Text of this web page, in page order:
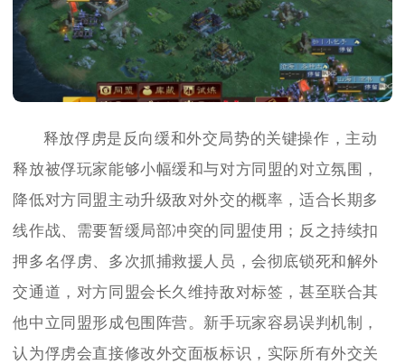
释放俘虏是反向缓和外交局势的关键操作，主动
释放被俘玩家能够小幅缓和与对方同盟的对立氛围，
降低对方同盟主动升级敌对外交的概率，适合长期多
线作战、需要暂缓局部冲突的同盟使用；反之持续扣
押多名俘虏、多次抓捕救援人员，会彻底锁死和解外
交通道，对方同盟会长久维持敌对标签，甚至联合其
他中立同盟形成包围阵营。新手玩家容易误判机制，
认为俘虏会直接修改外交面板标识，实际所有外交关